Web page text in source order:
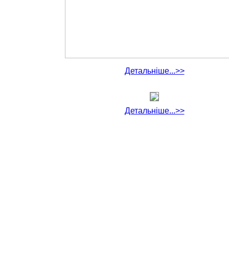
Детальніше...>>
Детальніше...>>